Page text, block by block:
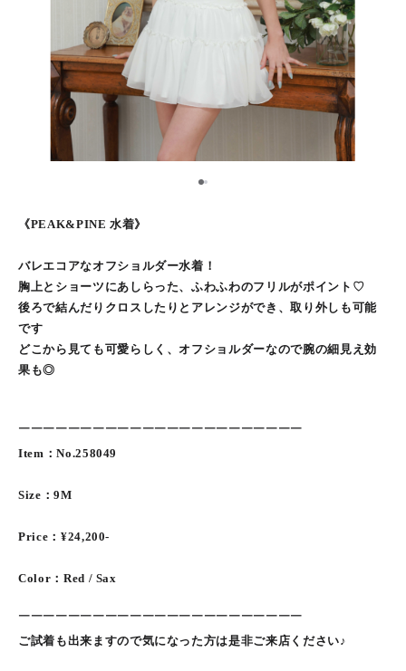
1
《PEAK&PINE 水着》
バレエコアなオフショルダー水着！
胸上とショーツにあしらった、ふわふわのフリルがポイント♡
後ろで結んだりクロスしたりとアレンジができ、取り外しも可能
です
どこから見ても可愛らしく、オフショルダーなので腕の細見え効
果も◎
￣￣￣￣￣￣￣￣￣￣￣￣￣￣￣￣￣￣￣￣￣￣￣
Item：No.258049
Size：9M
Price：¥24,200-
Color：Red / Sax
￣￣￣￣￣￣￣￣￣￣￣￣￣￣￣￣￣￣￣￣￣￣￣
ご試着も出来ますので気になった方は是非ご来店ください♪